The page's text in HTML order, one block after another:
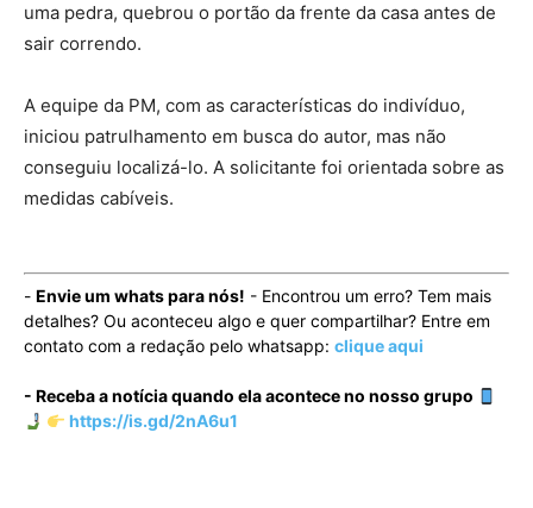
uma pedra, quebrou o portão da frente da casa antes de
sair correndo.
A equipe da PM, com as características do indivíduo,
iniciou patrulhamento em busca do autor, mas não
conseguiu localizá-lo. A solicitante foi orientada sobre as
medidas cabíveis.
- Envie um whats para nós! - Encontrou um erro? Tem mais
detalhes? Ou aconteceu algo e quer compartilhar? Entre em
contato com a redação pelo whatsapp: clique aqui
- Receba a notícia quando ela acontece no nosso grupo
https://is.gd/2nA6u1